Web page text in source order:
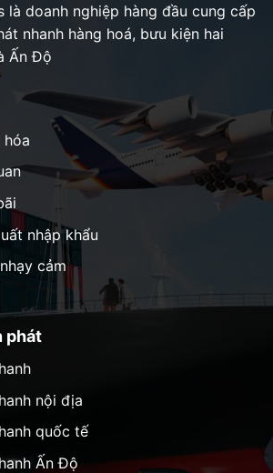
là doanh nghiệp hàng đầu cung cấp
nhanh hàng hoá, bưu kiện hai
Ấn Độ
phát
nội địa
quốc tế
Ấn Độ
hóa
nhập khẩu
cảm